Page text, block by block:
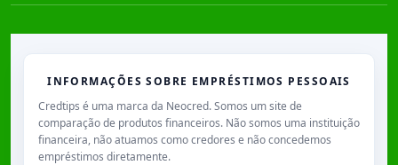
INFORMAÇÕES SOBRE EMPRÉSTIMOS PESSOAIS
Credtips é uma marca da Neocred. Somos um site de
comparação de produtos financeiros. Não somos uma instituição
financeira, não atuamos como credores e não concedemos
empréstimos diretamente.